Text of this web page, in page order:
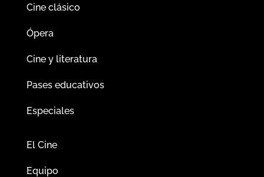
Cine clásico
Ópera
Cine y literatura
Pases educativos
Especiales
El Cine
Equipo